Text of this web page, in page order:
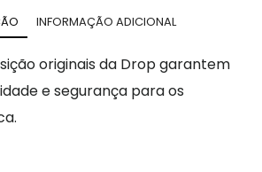
INFORMAÇÃO ADICIONAL
originais da Drop garantem
e segurança para os